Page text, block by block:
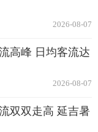
2026-08-07
高峰 日均客流达
2026-08-07
双双走高 延吉暑